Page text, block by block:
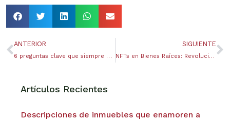
ANTERIOR
6 preguntas clave que siempre debe hacer antes de invertir en una propiedad inmobiliaria comercial
SIGUIENTE
NFTs en Bienes Raíces: Revolucionando la Titulación de Propiedades.
Artículos Recientes
Descripciones de inmuebles que enamoren a